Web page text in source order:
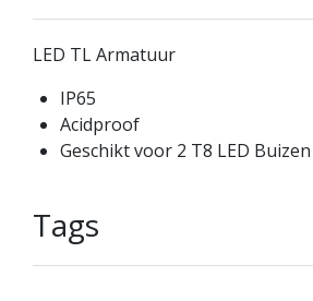
LED TL Armatuur
IP65
Acidproof
Geschikt voor 2 T8 LED
Tags